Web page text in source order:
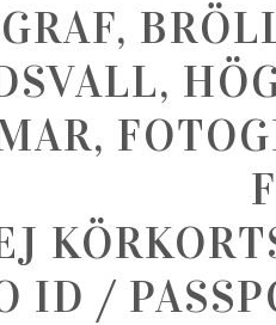
ID /